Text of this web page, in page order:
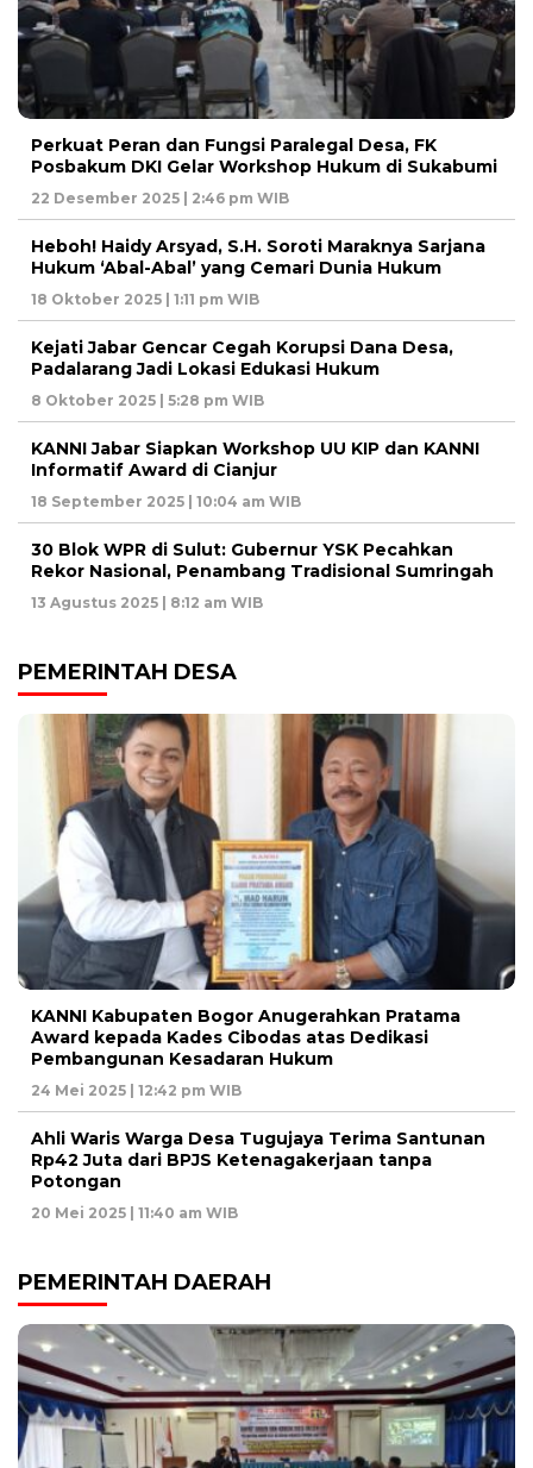
Perkuat Peran dan Fungsi Paralegal Desa, FK
Posbakum DKI Gelar Workshop Hukum di Sukabumi
22 Desember 2025 | 2:46 pm WIB
Heboh! Haidy Arsyad, S.H. Soroti Maraknya Sarjana
Hukum ‘Abal-Abal’ yang Cemari Dunia Hukum
18 Oktober 2025 | 1:11 pm WIB
Kejati Jabar Gencar Cegah Korupsi Dana Desa,
Padalarang Jadi Lokasi Edukasi Hukum
8 Oktober 2025 | 5:28 pm WIB
KANNI Jabar Siapkan Workshop UU KIP dan KANNI
Informatif Award di Cianjur
18 September 2025 | 10:04 am WIB
30 Blok WPR di Sulut: Gubernur YSK Pecahkan
Rekor Nasional, Penambang Tradisional Sumringah
13 Agustus 2025 | 8:12 am WIB
PEMERINTAH DESA
KANNI Kabupaten Bogor Anugerahkan Pratama
Award kepada Kades Cibodas atas Dedikasi
Pembangunan Kesadaran Hukum
24 Mei 2025 | 12:42 pm WIB
Ahli Waris Warga Desa Tugujaya Terima Santunan
Rp42 Juta dari BPJS Ketenagakerjaan tanpa
Potongan
20 Mei 2025 | 11:40 am WIB
PEMERINTAH DAERAH